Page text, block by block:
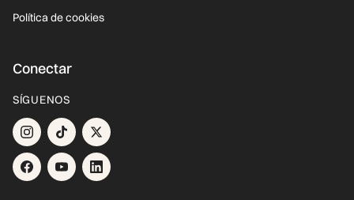
Política de cookies
Conectar
SÍGUENOS